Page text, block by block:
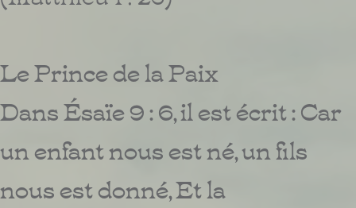
Le Prince de la Paix
Dans Ésaïe 9 : 6, il est écrit : Car
un enfant nous est né, un fils
nous est donné, Et la